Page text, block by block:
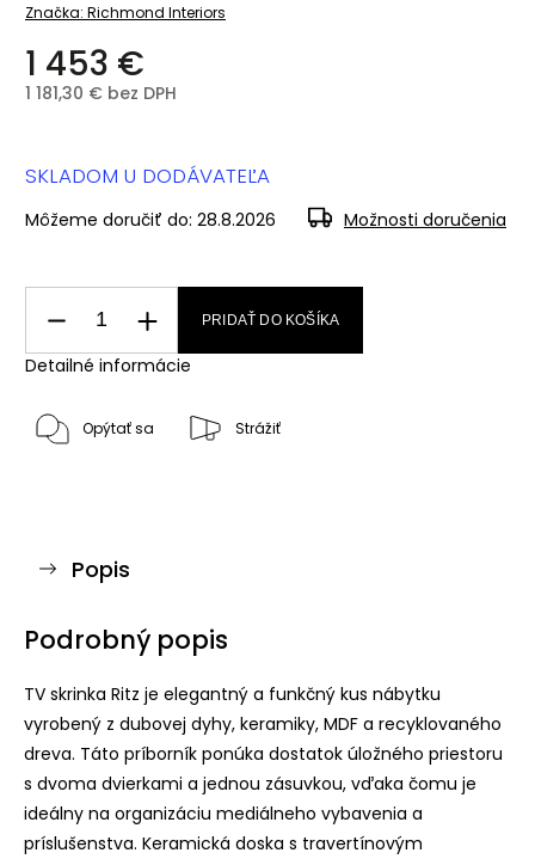
Značka: Richmond Interiors
1 453 €
1 181,30 € bez DPH
SKLADOM U DODÁVATEĽA
Môžeme doručiť do: 28.8.2026 Možnosti doručenia
PRIDAŤ DO KOŠÍKA
Detailné informácie
Opýtať sa Strážiť
Popis
Podrobný popis
TV skrinka Ritz je elegantný a funkčný kus nábytku
vyrobený z dubovej dyhy, keramiky, MDF a recyklovaného
dreva. Táto príborník ponúka dostatok úložného priestoru
s dvoma dvierkami a jednou zásuvkou, vďaka čomu je
ideálny na organizáciu mediálneho vybavenia a
príslušenstva. Keramická doska s travertínovým